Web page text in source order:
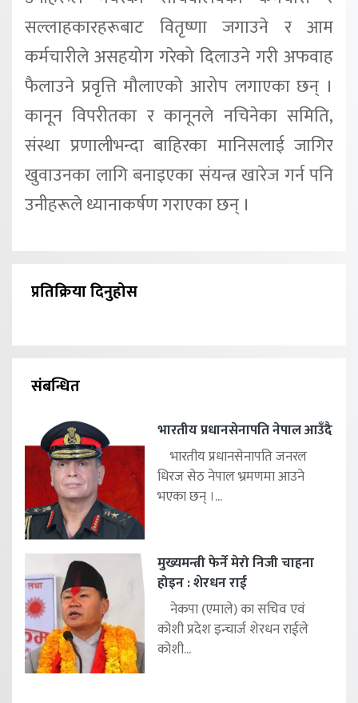
सल्लाहकारहरूबाट वितृष्णा जगाउने र आम
कर्मचारीले असहयोग गरेको दिलाउने गरी अफवाह
फैलाउने प्रवृत्ति मौलाएको आरोप लगाएका छन् ।
कानून विपरीतका र कानूनले नचिनेका समिति,
संस्था प्रणालीभन्दा बाहिरका मानिसलाई जागिर
खुवाउनका लागि बनाइएका संयन्त्र खारेज गर्न पनि
उनीहरूले ध्यानाकर्षण गराएका छन् ।
प्रतिक्रिया दिनुहोस
संबन्धित
भारतीय प्रधानसेनापति नेपाल आउँदै
भारतीय प्रधानसेनापति जनरल
धिरज सेठ नेपाल भ्रमणमा आउने
भएका छन् ।...
मुख्यमन्त्री फेर्ने मेरो निजी चाहना
होइन : शेरधन राई
नेकपा (एमाले) का सचिव एवं
कोशी प्रदेश इन्चार्ज शेरधन राईले
कोशी...